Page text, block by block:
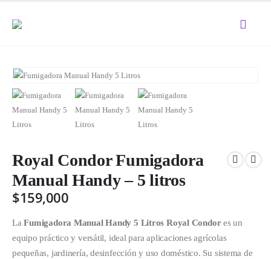
Royal Condor Fumigadora
Manual Handy – 5 litros
$159,000
LaFumigadora Manual Handy 5 Litros Royal Condores un
equipo práctico y versátil, ideal para aplicaciones agrícolas
pequeñas, jardinería, desinfección y uso doméstico. Su sistema de